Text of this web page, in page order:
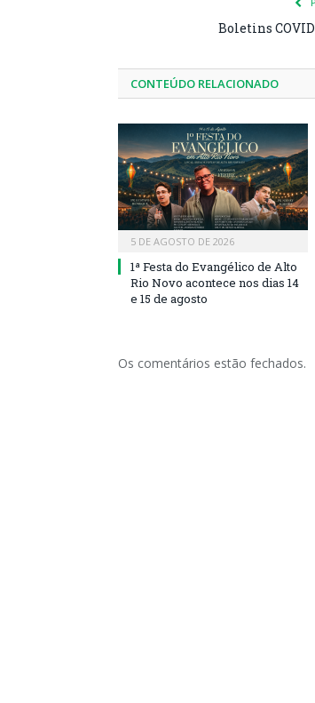
Boletins
CONTEÚDO RELACIONADO
5 DE AGOSTO DE 2026
1ª Festa do Evangélico de Alto
Rio Novo acontece nos dias 14
e 15 de agosto
Os comentários estão fechados.